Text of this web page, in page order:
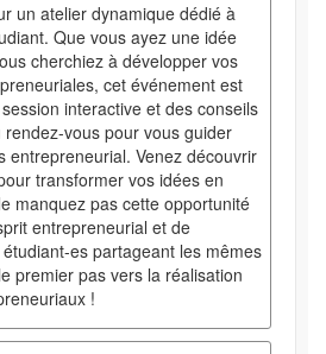
un atelier dynamique dédié à
Que vous ayez une idée
cherchiez à développer vos
cet événement est
interactive et des conseils
vous pour vous guider
entrepreneurial. Venez découvrir
transformer vos idées en
manquez pas cette opportunité
entrepreneurial et de
es partageant les mêmes
premier pas vers la réalisation
!